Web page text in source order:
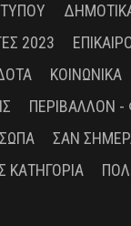
2023
ΚΟΙΝΩΝΙΚΆ
ΠΕΡΙΒΆΛΛΟΝ -
ΣΑΝ
ΚΑΤΗΓΟΡΊΑ